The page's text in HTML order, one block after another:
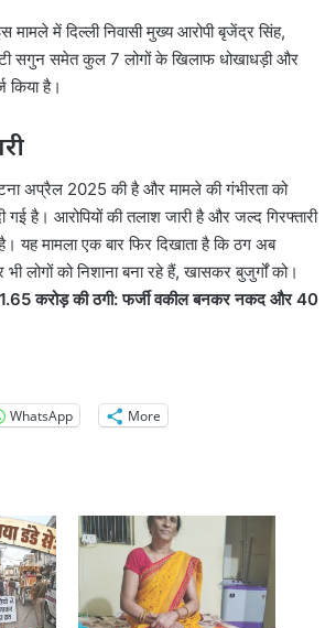
मामले में दिल्ली निवासी मुख्य आरोपी बृजेंद्र सिंह,
सगुन समेत कुल 7 लोगों के खिलाफ धोखाधड़ी और
किया है।
अप्रैल 2025 की है और मामले की गंभीरता को
है। आरोपियों की तलाश जारी है और जल्द गिरफ्तारी
यह मामला एक बार फिर दिखाता है कि ठग अब
लोगों को निशाना बना रहे हैं, खासकर बुजुर्गों को।
1.65 करोड़ की ठगी: फर्जी वकील बनकर नकद और 40
WhatsApp
More